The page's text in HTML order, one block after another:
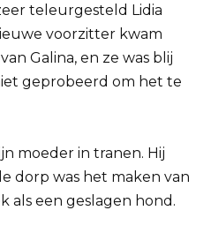
teleurgesteld Lidia
voorzitter kwam
Galina, en ze was blij
geprobeerd om het te
moeder in tranen. Hij
dorp was het maken van
als een geslagen hond.